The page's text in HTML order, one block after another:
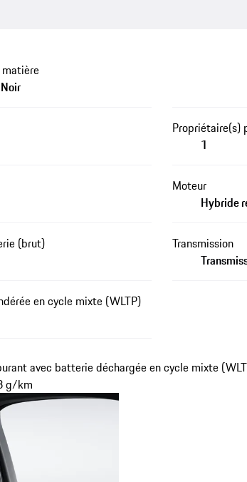
Propriétaire(s)
1
Moteur
Hybride
(brut)
Transmission
en cycle mixte (WLTP)
avec batterie déchargée en cycle mixte
g/km